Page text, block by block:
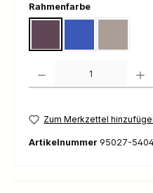
Rahmenfarbeauswählen
Zum Merkzettel
Artikelnummer 95027-